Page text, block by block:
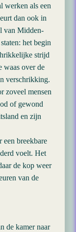
werken als een
dan ook in
van Midden-
het begin
strijd
waas over de
verschrikking.
zoveel mensen
of gewond
en zijn
een breekbare
voelt. Het
de kop weer
van de
de kamer naar